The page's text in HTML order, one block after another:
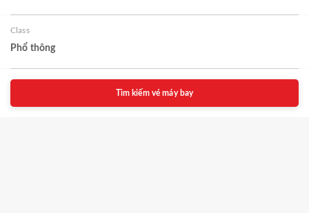
Class
Phổ thông
Tìm kiếm vé máy bay